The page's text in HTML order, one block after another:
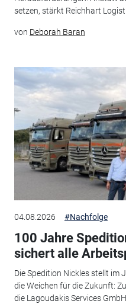
setzen, stärkt Reichhart
von Deborah Baran
04.08.2026 #Nachfolge
100 Jahre
sichert alle
Die Spedition Nickles stellt im
die Weichen für die Zukunft:
die Lagoudakis Services